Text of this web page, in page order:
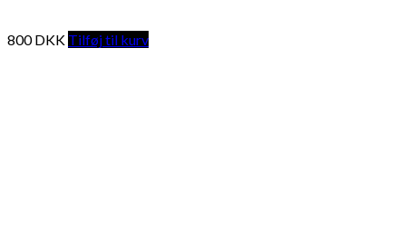
800DKK Tilføj til kurv